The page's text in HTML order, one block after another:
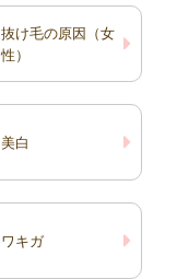
抜け毛の原因（女
性）
美白
ワキガ